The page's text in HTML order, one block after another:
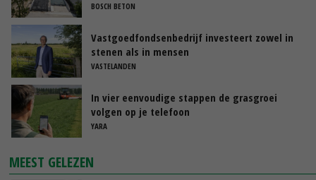
BOSCH BETON
Vastgoedfondsenbedrijf investeert zowel in
stenen als in mensen
VASTELANDEN
In vier eenvoudige stappen de grasgroei
volgen op je telefoon
YARA
MEEST GELEZEN